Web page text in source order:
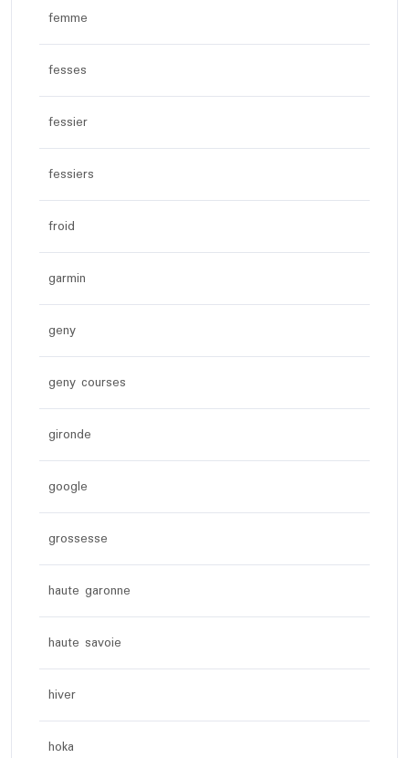
femme
fesses
fessier
fessiers
froid
garmin
geny
geny courses
gironde
google
grossesse
haute garonne
haute savoie
hiver
hoka